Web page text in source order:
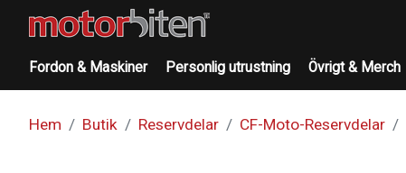
Fordon & Maskiner Personlig utrustning Övrigt & Merch
Hem Butik Reservdelar CF-Moto-Reservdelar